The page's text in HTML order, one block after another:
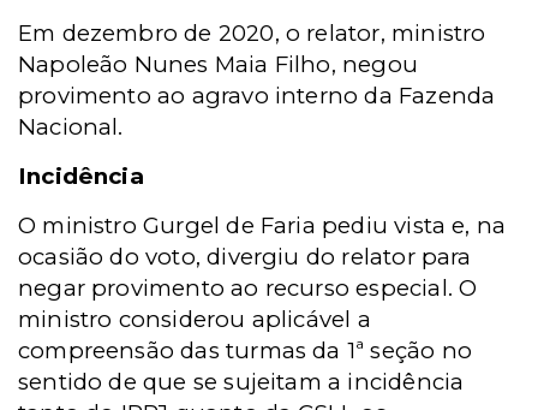
Em dezembro de 2020, o relator, ministro
Napoleão Nunes Maia Filho, negou
provimento ao agravo interno da Fazenda
Nacional.
Incidência
O ministro Gurgel de Faria pediu vista e, na
ocasião do voto, divergiu do relator para
negar provimento ao recurso especial. O
ministro considerou aplicável a
compreensão das turmas da 1ª seção no
sentido de que se sujeitam a incidência